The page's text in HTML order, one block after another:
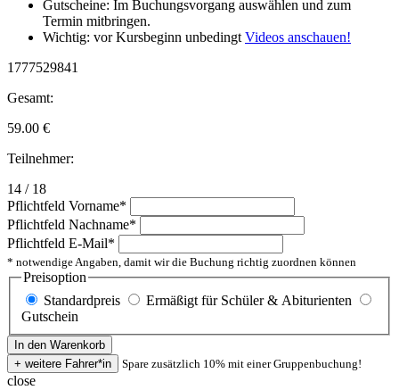
Gutscheine: Im Buchungsvorgang auswählen und zum
Termin mitbringen.
Wichtig: vor Kursbeginn unbedingtVideos anschauen!
1777529841
Gesamt:
59.00 €
Teilnehmer:
14 / 18
Pflichtfeld Vorname*
Pflichtfeld Nachname*
Pflichtfeld E-Mail*
* notwendige Angaben, damit wir die Buchung richtig zuordnen können
Preisoption
Standardpreis
Ermäßigt für Schüler & Abiturienten
Gutschein
Spare zusätzlich 10% mit einer Gruppenbuchung!
close